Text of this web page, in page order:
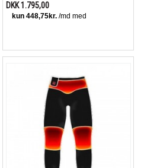
DKK 1.795,00